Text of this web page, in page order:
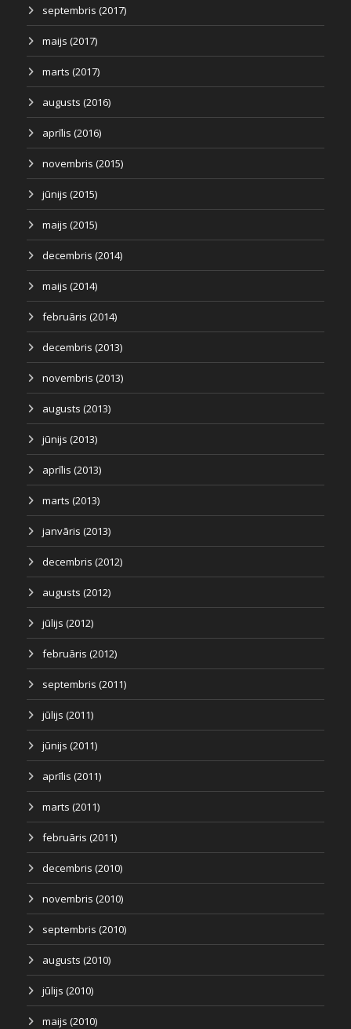
septembris (2017)
maijs (2017)
marts (2017)
augusts (2016)
aprīlis (2016)
novembris (2015)
jūnijs (2015)
maijs (2015)
decembris (2014)
maijs (2014)
februāris (2014)
decembris (2013)
novembris (2013)
augusts (2013)
jūnijs (2013)
aprīlis (2013)
marts (2013)
janvāris (2013)
decembris (2012)
augusts (2012)
jūlijs (2012)
februāris (2012)
septembris (2011)
jūlijs (2011)
jūnijs (2011)
aprīlis (2011)
marts (2011)
februāris (2011)
decembris (2010)
novembris (2010)
septembris (2010)
augusts (2010)
jūlijs (2010)
maijs (2010)